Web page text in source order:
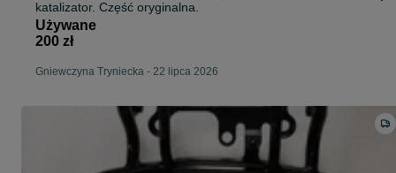
katalizator. Część oryginalna.
Używane
200 zł
Gniewczyna Tryniecka - 22 lipca 2026